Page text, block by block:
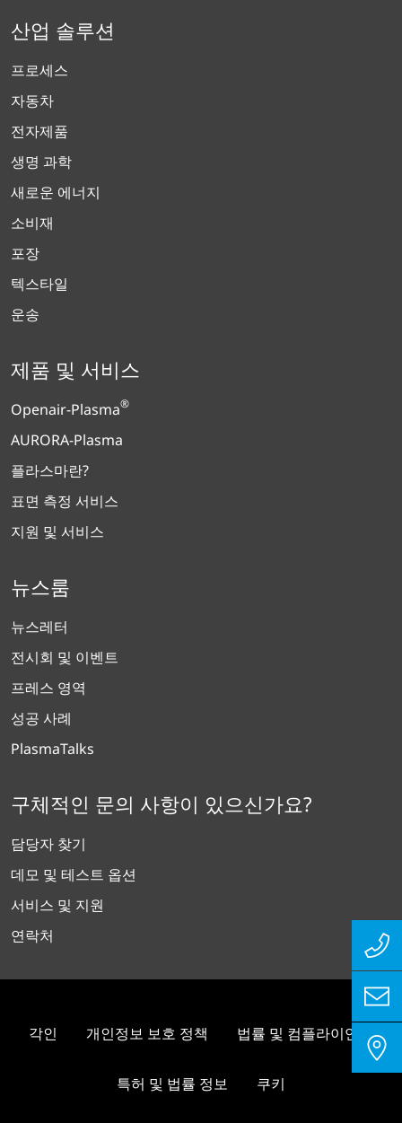
산업 솔루션
프로세스
자동차
전자제품
생명 과학
새로운 에너지
소비재
포장
텍스타일
운송
제품 및 서비스
Openair-Plasma®
AURORA-Plasma
플라스마란?
표면 측정 서비스
지원 및 서비스
뉴스룸
뉴스레터
전시회 및 이벤트
프레스 영역
성공 사례
PlasmaTalks
구체적인 문의 사항이 있으신가요?
담당자 찾기
데모 및 테스트 옵션
서비스 및 지원
연락처
각인 개인정보 보호 정책 법률 및 컴플라이언스
특허 및 법률 정보 쿠키